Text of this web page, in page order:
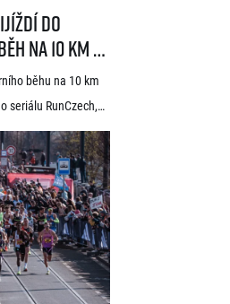
do
na 10 km v
elitních
běhu na 10 km
seriálu RunCzech,
pro letošní
přední
z nichž někteří
zkušenosti. V
z Burundi
Kwizera. […]
Birell Večerní běh na 10 km v